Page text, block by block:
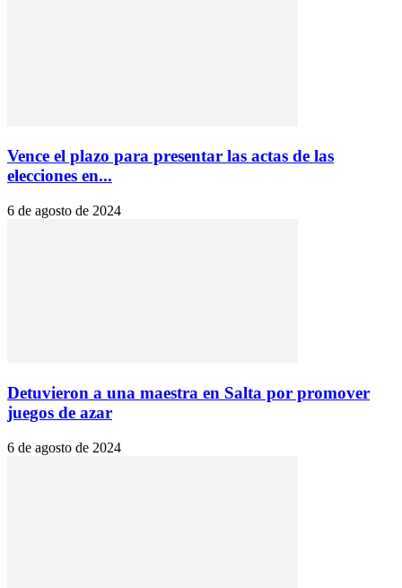
Vence el plazo para presentar las actas de las
elecciones en...
6 de agosto de 2024
Detuvieron a una maestra en Salta por promover
juegos de azar
6 de agosto de 2024